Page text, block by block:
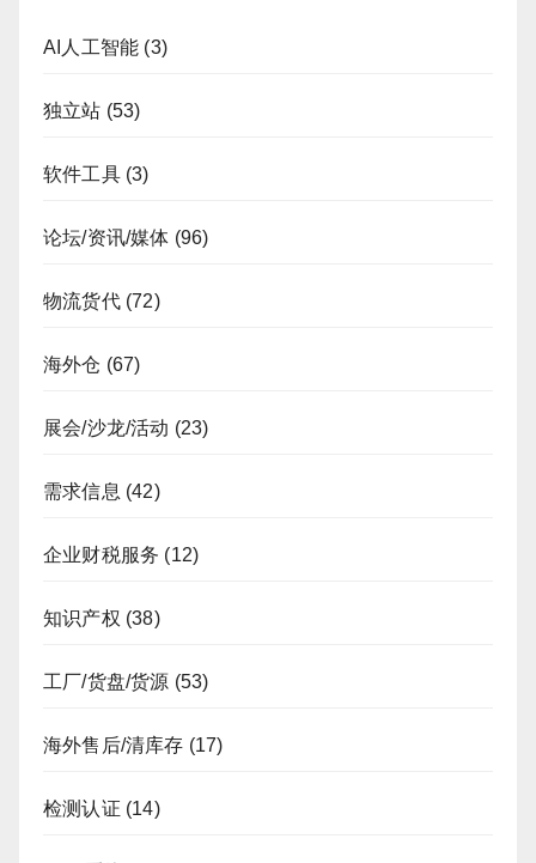
AI人工智能 (3)
独立站 (53)
软件工具(3)
论坛/资讯/媒体 (96)
物流货代(72)
海外仓 (67)
展会/沙龙/活动 (23)
需求信息 (42)
企业财税服务 (12)
知识产权 (38)
工厂/货盘/货源 (53)
海外售后/清库存 (17)
检测认证 (14)